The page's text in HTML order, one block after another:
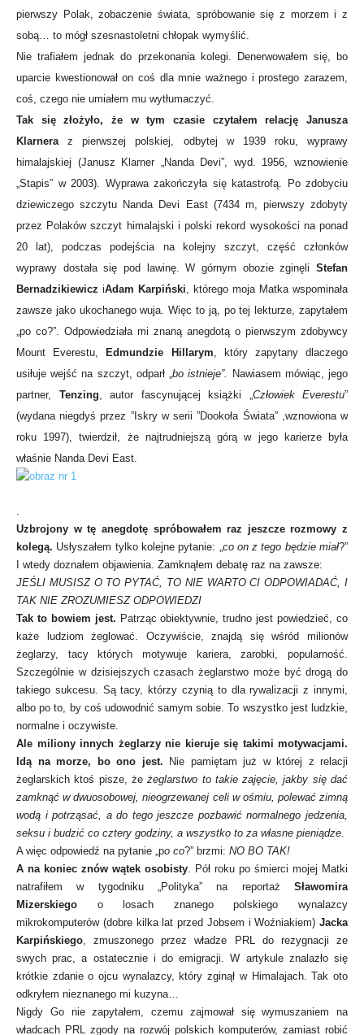
pierwszy Polak, zobaczenie świata, spróbowanie się z morzem i z
sobą… to mógł szesnastoletni chłopak wymyślić.
Nie trafiałem jednak do przekonania kolegi. Denerwowałem się, bo
uparcie kwestionował on coś dla mnie ważnego i prostego zarazem,
coś, czego nie umiałem mu wytłumaczyć.
Tak się złożyło, że w tym czasie czytałem relację Janusza
Klarneraz pierwszej polskiej, odbytej w 1939 roku, wyprawy
himalajskiej (Janusz Klarner „Nanda Devi”, wyd. 1956, wznowienie
„Stapis” w 2003). Wyprawa zakończyła się katastrofą. Po zdobyciu
dziewiczego szczytu Nanda Devi East (7434 m, pierwszy zdobyty
przez Polaków szczyt himalajski i polski rekord wysokości na ponad
20 lat), podczas podejścia na kolejny szczyt, część członków
wyprawy dostała się pod lawinę. W górnym obozie zginęli Stefan
Bernadzikiewicz iAdam Karpiński, którego moja Matka wspominała
zawsze jako ukochanego wuja. Więc to ją, po tej lekturze, zapytałem
„po co?”. Odpowiedziała mi znaną anegdotą o pierwszym zdobywcy
Mount Everestu,
Edmundzie Hillarym, który zapytany dlaczego
usiłuje wejść na szczyt, odparł „bo istnieje”.
Nawiasem mówiąc, jego
partner, Tenzing, autor fascynującej książki „Człowiek Everestu”
(wydana niegdyś przez ”Iskry w serii ”Dookoła Świata” ,wznowiona w
roku 1997), twierdził, że najtrudniejszą górą w jego karierze była
właśnie Nanda Devi East.
.
Uzbrojony w tę anegdotę spróbowałem raz jeszcze rozmowy z
kolegą. Usłyszałem tylko kolejne pytanie: „co on z tego będzie miał?”
I wtedy doznałem objawienia. Zamknąłem debatę raz na zawsze:
JEŚLI MUSISZ O TO PYTAĆ, TO NIE WARTO CI ODPOWIADAĆ, I
TAK NIE ZROZUMIESZ ODPOWIEDZI
Tak to bowiem jest. Patrząc obiektywnie, trudno jest powiedzieć, co
każe ludziom żeglować. Oczywiście, znajdą się wśród milionów
żeglarzy, tacy których motywuje kariera, zarobki, popularność.
Szczególnie w dzisiejszych czasach żeglarstwo może być drogą do
takiego sukcesu. Są tacy, którzy czynią to dla rywalizacji z innymi,
albo po to, by coś udowodnić samym sobie. To wszystko jest ludzkie,
normalne i oczywiste.
Ale miliony innych żeglarzy nie kieruje się takimi motywacjami.
Idą na morze, bo ono jest. Nie pamiętam już w której z relacji
żeglarskich ktoś pisze, żeżeglarstwo to takie zajęcie, jakby się dać
zamknąć w dwuosobowej, nieogrzewanej celi w ośmiu, polewać zimną
wodą i potrząsać, a do tego jeszcze pozbawić normalnego jedzenia,
seksu i budzić co cztery godziny, a wszystko to za własne pieniądze.
A więc odpowiedź na pytanie „po co?” brzmi: NO BO TAK!
A na koniec znów wątek osobisty. Pół roku po śmierci mojej Matki
natrafiłem w tygodniku „Polityka” na reportaż Sławomira
Mizerskiego o losach znanego polskiego wynalazcy
mikrokomputerów (dobre kilka lat przed Jobsem i Woźniakiem) Jacka
Karpińskiego, zmuszonego przez władze PRL do rezygnacji ze
swych prac, a ostatecznie i do emigracji. W artykule znalazło się
krótkie zdanie o ojcu wynalazcy, który zginął w Himalajach. Tak oto
odkryłem nieznanego mi kuzyna…
Nigdy Go nie zapytałem, czemu zajmował się wymuszaniem na
władcach PRL zgody na rozwój polskich komputerów, zamiast robić